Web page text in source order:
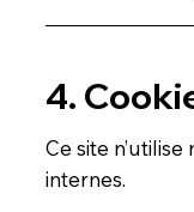
4.
Ce site
internes.